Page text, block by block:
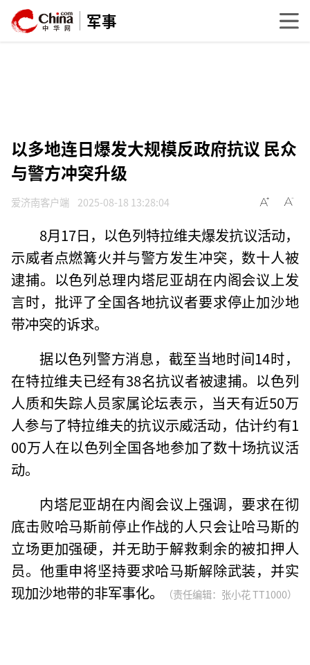
军事
以多地连日爆发大规模反政府抗议 民众
与警方冲突升级
爱济南客户端 2025-08-18 13:28:04
8月17日，以色列特拉维夫爆发抗议活动，
示威者点燃篝火并与警方发生冲突，数十人被
逮捕。以色列总理内塔尼亚胡在内阁会议上发
言时，批评了全国各地抗议者要求停止加沙地
带冲突的诉求。
据以色列警方消息，截至当地时间14时，
在特拉维夫已经有38名抗议者被逮捕。以色列
人质和失踪人员家属论坛表示，当天有近50万
人参与了特拉维夫的抗议示威活动，估计约有1
00万人在以色列全国各地参加了数十场抗议活
动。
内塔尼亚胡在内阁会议上强调，要求在彻
底击败哈马斯前停止作战的人只会让哈马斯的
立场更加强硬，并无助于解救剩余的被扣押人
员。他重申将坚持要求哈马斯解除武装，并实
现加沙地带的非军事化。
（责任编辑：张小花 TT1000）